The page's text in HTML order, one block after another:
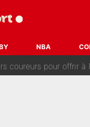
NBA
sélectionneur de
historique de
à Paul Seixas une